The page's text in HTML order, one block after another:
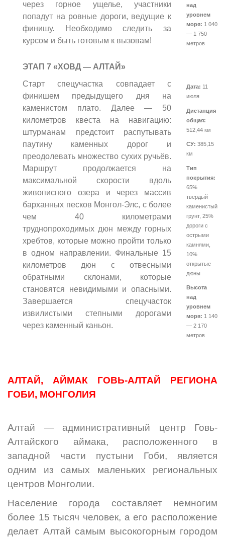
через горное ущелье, участники
попадут на ровные дороги, ведущие к
финишу. Необходимо следить за
курсом и быть готовым к вызовам!
над
уровнем
моря: 1 040
— 1 750
метров
ЭТАП 7 «ХОВД — АЛТАЙ»
Старт спецучастка совпадает с
финишем предыдущего дня на
каменистом плато. Далее — 50
километров квеста на навигацию:
штурманам предстоит распутывать
паутину каменных дорог и
преодолевать множество сухих ручьёв.
Маршрут продолжается на
максимальной скорости вдоль
живописного озера и через массив
барханных песков Монгол-Элс, с более
чем 40 километрами
труднопроходимых дюн между горных
хребтов, которые можно пройти только
в одном направлении. Финальные 15
километров дюн с отвесными
обратными склонами, которые
становятся невидимыми и опасными.
Завершается спецучасток
извилистыми степными дорогами
через каменный каньон.
Дата: 11
июля
Дистанция
общая:
512,44 км
СУ: 385,15
км
Тип
покрытия:
65%
твердый
каменистый
грунт, 25%
дороги с
острыми
камнями,
10%
открытые
дюны
Высота
над
уровнем
моря: 1 140
— 2 170
метров
АЛТАЙ, АЙМАК ГОВЬ-АЛТАЙ РЕГИОНА
ГОБИ, МОНГОЛИЯ
Алтай — административный центр Говь-
Алтайского аймака, расположенного в
западной части пустыни Гоби, является
одним из самых маленьких региональных
центров Монголии.
Население города составляет немногим
более 15 тысяч человек, а его расположение
делает Алтай самым высокогорным городом